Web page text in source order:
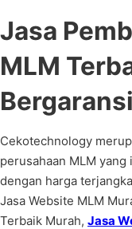
Jasa
MLM
Cekotechnology
perusahaan MLM
dengan harga
Jasa Website MLM
Terbaik Murah, Jasa